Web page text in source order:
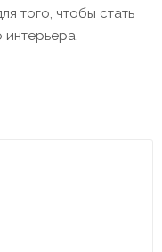
того, чтобы стать